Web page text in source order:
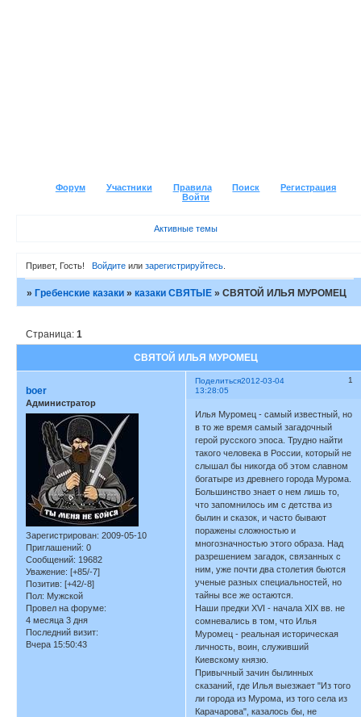
Форум Участники Правила Поиск
Регистрация
Войти
Активные темы
Привет, Гость! Войдитеили зарегистрируйтесь.
»Гребенские казаки »казаки СВЯТЫЕ »СВЯТОЙ ИЛЬЯ МУРОМЕЦ
СВЯТОЙ ИЛЬЯ МУРОМЕЦ
Страница:1
Поделиться 1
2012-03-04
13:28:05
boer
Администратор
Зарегистрирован: 2009-05-10
Приглашений: 0
Сообщений: 19682
Уважение: [+85/-7]
Позитив: [+42/-8]
Пол: Мужской
Провел на форуме:
4 месяца 3 дня
Последний визит:
Вчера 15:50:43
Илья Муромец - самый известный, но
в то же время самый загадочный
герой русского эпоса. Трудно найти
такого человека в России, который не
слышал бы никогда об этом славном
богатыре из древнего города Мурома.
Большинство знает о нем лишь то,
что запомнилось им с детства из
былин и сказок, и часто бывают
поражены сложностью и
многозначностью этого образа. Над
разрешением загадок, связанных с
ним, уже почти два столетия бьются
ученые разных специальностей, но
тайны все же остаются.
Наши предки XVI - начала XIX вв. не
сомневались в том, что Илья
Муромец - реальная историческая
личность, воин, служивший
Киевскому князю.
Привычный зачин былинных
сказаний, где Илья выезжает "Из того
ли города из Мурома, из того села из
Карачарова", казалось бы, не